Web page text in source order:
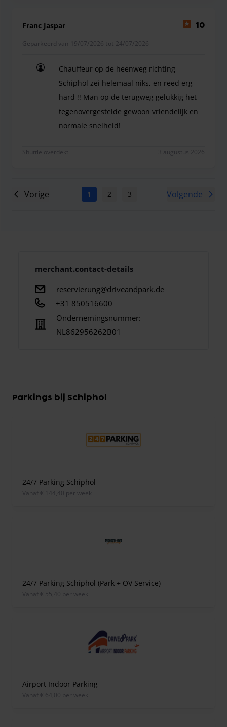
Franc Jaspar 10
Geparkeerd van 19/07/2026 tot 24/07/2026
Chauffeur op de heenweg richting
Schiphol zei helemaal niks, en reed erg
hard !! Man op de terugweg gelukkig het
tegenovergestelde gewoon vriendelijk en
normale snelheid!
Shuttle overdekt 3 augustus 2026
Vorige 1 2 3 5 6 7
Volgende
merchant.contact-details
reservierung@driveandpark.de
+31 850516600
Ondernemingsnummer:
NL862956262B01
Parkings bij Schiphol
24/7 Parking Schiphol
vanaf € 144,40 per week
24/7 Parking Schiphol (Park + OV Service)
vanaf € 55,40 per week
Airport Indoor Parking
vanaf € 64,00 per week